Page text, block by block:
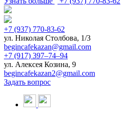
+7 (937) 770-83-62
ул. Николая Столбова, 1/3
begincafekazan@gmail.com
+7 (917) 397‒74‒94
ул. Алексея Козина, 9
begincafekazan2@gmail.com
Задать вопрос